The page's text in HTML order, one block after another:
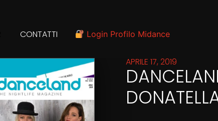
CONTATTI Login Profilo Midance
APRILE 17, 2019